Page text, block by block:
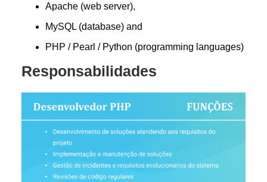
Apache (web server),
MySQL (database) and
PHP / Pearl / Python (programming languages)
Responsabilidades